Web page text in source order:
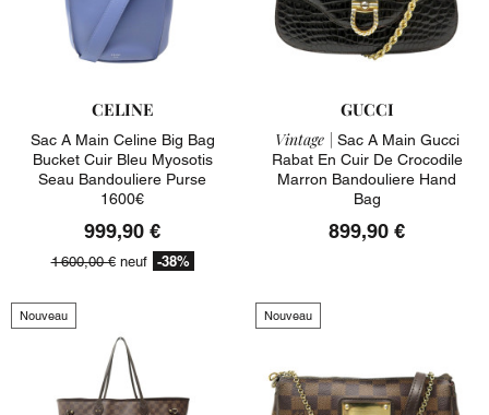
CELINE
Sac A Main Celine Big Bag
Bucket Cuir Bleu Myosotis
Seau Bandouliere Purse
1600€
999,90 €
1 600,00 €neuf -38%
GUCCI
Vintage | Sac A Main Gucci
Rabat En Cuir De Crocodile
Marron Bandouliere Hand
Bag
899,90 €
Nouveau Nouveau